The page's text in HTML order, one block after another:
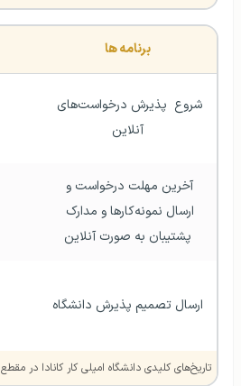
برنامه ها
آنلاین
پشتیبان به صورت آنلاین
ارسال تصمیم پذیرش دانشگاه
تاریخ‌های کلیدی دانشگاه امیلی کار کانادا در مقطع